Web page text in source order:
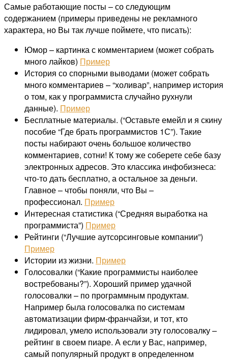
Самые работающие посты – со следующим
содержанием (примеры приведены не рекламного
характера, но Вы так лучше поймете, что писать):
Юмор – картинка с комментарием (может собрать
много лайков) Пример
История со спорными выводами (может собрать
много комментариев – “холивар”, например история
о том, как у программиста случайно рухнули
данные). Пример
Бесплатные материалы. (“Оставьте емейл и я скину
пособие “Где брать программистов 1С”). Такие
посты набирают очень большое количество
комментариев, сотни! К тому же соберете себе базу
электронных адресов. Это классика инфобизнеса:
что-то дать бесплатно, а остальное за деньги.
Главное – чтобы поняли, что Вы –
профессионал. Пример
Интересная статистика (“Средняя выработка на
программиста”) Пример
Рейтинги (“Лучшие аутсорсинговые компании”)
Пример
Истории из жизни. Пример
Голосовалки (“Какие программисты наиболее
востребованы?”). Хороший пример удачной
голосовалки – по программным продуктам.
Например была голосовалка по системам
автоматизации фирм-франчайзи, и тот, кто
лидировал, умело использовали эту голосовалку –
рейтинг в своем пиаре. А если у Вас, например,
самый популярный продукт в определенном